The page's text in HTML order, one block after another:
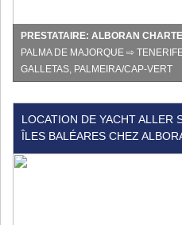
Majorque
avec
Alboran
Charter
PRESTATAIRE: ALBORAN
PALMA DE MAJORQUE ⇨
GALLETAS, PALMEIRA/CAP-VERT
de
yacht
aller
LOCATION DE YACHT ALLER
ÎLES BALÉARES CHEZ